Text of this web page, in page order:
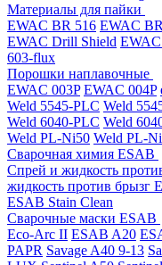
Материалы для пайки
EWAC BR 516 EWAC
EWAC Drill Shield
603-flux
Порошки наплавочные
EWAC 003P EWAC 004P
Weld 5545-PLC Weld
Weld 6040-PLС Weld
Weld PL-Ni50 Weld PL-
Сварочная химия ESAB
Спрей и жидкость
жидкость против брызг
ESAB Stain Clean
Сварочные маски ESAB
Eco-Arc II ESAB A20
PAPR Savage A40 9-13